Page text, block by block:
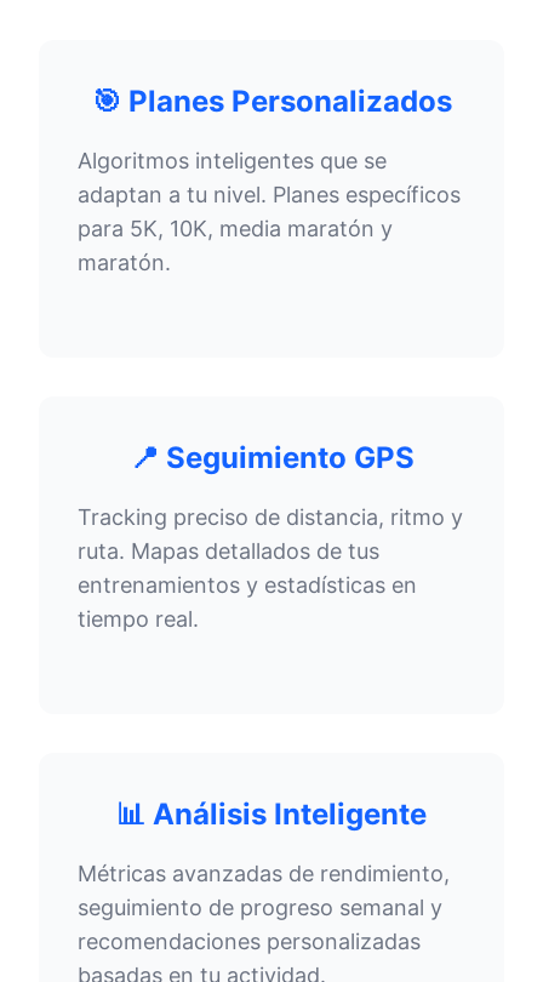
🎯 Planes Personalizados
Algoritmos inteligentes que se
adaptan a tu nivel. Planes específicos
para 5K, 10K, media maratón y
maratón.
📍 Seguimiento GPS
Tracking preciso de distancia, ritmo y
ruta. Mapas detallados de tus
entrenamientos y estadísticas en
tiempo real.
📊 Análisis Inteligente
Métricas avanzadas de rendimiento,
seguimiento de progreso semanal y
recomendaciones personalizadas
basadas en tu actividad.